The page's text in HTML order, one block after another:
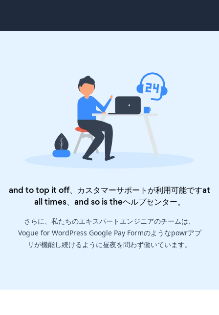
and to top it off、カスタマーサポートが利用可能ですat
all times、and so is theヘルプセンター。
さらに、私たちのエキスパートエンジニアのチームは、
Vogue for WordPress Google Pay Formのようなpowrアプ
リが機能し続けるように昼夜を問わず働いています。